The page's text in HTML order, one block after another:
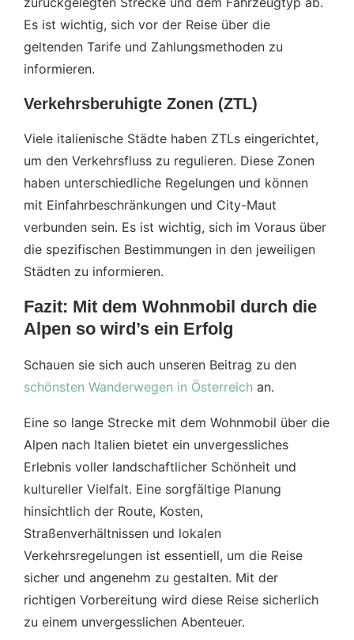
Es ist wichtig, sich vor der Reise über die
geltenden Tarife und Zahlungsmethoden zu
informieren.
Verkehrsberuhigte Zonen (ZTL)
Viele italienische Städte haben ZTLs eingerichtet,
um den Verkehrsfluss zu regulieren. Diese Zonen
haben unterschiedliche Regelungen und können
mit Einfahrbeschränkungen und City-Maut
verbunden sein. Es ist wichtig, sich im Voraus über
die spezifischen Bestimmungen in den jeweiligen
Städten zu informieren.
Fazit: Mit dem Wohnmobil durch die
Alpen so wird’s ein Erfolg
Schauen sie sich auch unseren Beitrag zu den
schönsten Wanderwegen in Österreich an.
Eine so lange Strecke mit dem Wohnmobil über die
Alpen nach Italien bietet ein unvergessliches
Erlebnis voller landschaftlicher Schönheit und
kultureller Vielfalt. Eine sorgfältige Planung
hinsichtlich der Route, Kosten,
Straßenverhältnissen und lokalen
Verkehrsregelungen ist essentiell, um die Reise
sicher und angenehm zu gestalten. Mit der
richtigen Vorbereitung wird diese Reise sicherlich
zu einem unvergesslichen Abenteuer.